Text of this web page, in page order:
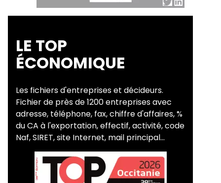
LE TOP
ÉCONOMIQUE
Les fichiers d'entreprises et décideurs.
Fichier de près de 1200 entreprises avec
adresse, téléphone, fax, chiffre d'affaires, %
du CA à l'exportation, effectif, activité, code
Naf, SIRET, site Internet, mail principal...